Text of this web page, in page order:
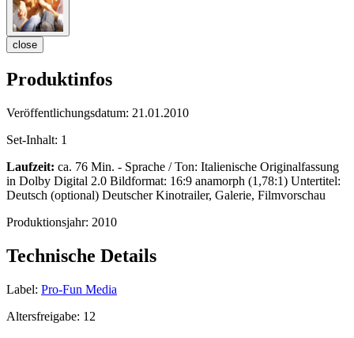
close
Produktinfos
Veröffentlichungsdatum: 21.01.2010
Set-Inhalt: 1
Laufzeit: ca. 76 Min. - Sprache / Ton: Italienische Originalfassung
in Dolby Digital 2.0 Bildformat: 16:9 anamorph (1,78:1) Untertitel:
Deutsch (optional) Deutscher Kinotrailer, Galerie, Filmvorschau
Produktionsjahr: 2010
Technische Details
Label: Pro-Fun Media
Altersfreigabe: 12